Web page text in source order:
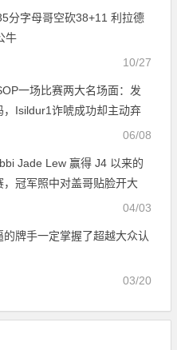
分字母哥空砍38+11 利拉德
牛
10/27
一场比赛两大名场面：发
，Isildur1诈唬成功却主动弃
06/08
Jade Lew 赢得 J4 以来的
，冠军照中对盖哥贴脸开大
04/03
的牌手一定掌握了超越大众认
03/20